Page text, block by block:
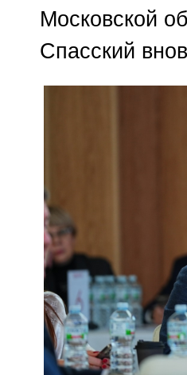
Московской
Спасский